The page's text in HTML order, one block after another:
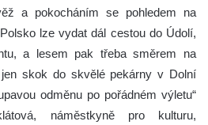
a pokocháním se pohledem na
lze vydat dál cestou do Údolí,
a lesem pak třeba směrem na
skok do skvělé pekárny v Dolní
odměnu po pořádném výletu“
náměstkyně pro kulturu,